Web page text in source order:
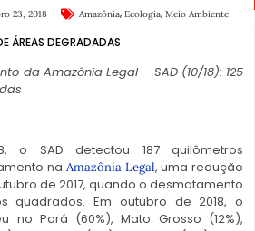
23, 2018 Amazônia, Ecologia, Meio Ambiente
ÁREAS DEGRADADAS
da Amazônia Legal – SAD (10/18): 125
o SAD detectou 187 quilômetros
na Amazônia Legal, uma redução
de 2017, quando o desmatamento
quadrados. Em outubro de 2018, o
no Pará (60%), Mato Grosso (12%),